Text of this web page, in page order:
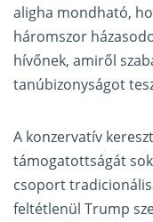
aligha mondható,
háromszor
hívőnek, amiről
tanúbizonyságot
A konzervatív
támogatottságát
csoport
feltétlenül Trump